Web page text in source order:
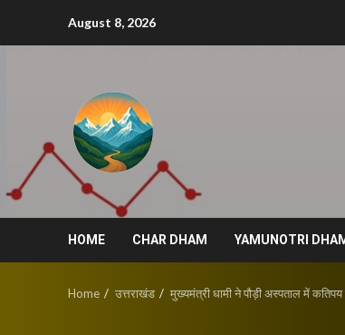
August 8, 2026
HOME CHAR DHAM YAMUNOTRI
Home उत्तराखंड मुख्यमंत्री धामी ने पौड़ी अस्पताल में